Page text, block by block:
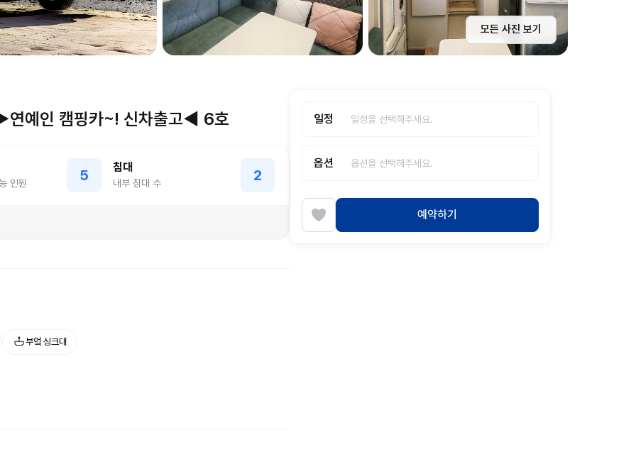
모든 사진 보기
예인 캠핑카~! 신차출고◀ 6호
인원 5 침대
내부 침대 수 2
부엌 싱크대
일정
옵션
예약하기